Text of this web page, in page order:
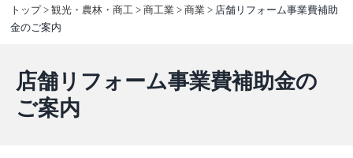
トップ>観光・農林・商工 >商工業 >商業 > 店舗リフォーム事業費補助
金のご案内
店舗リフォーム事業費補助金の
ご案内